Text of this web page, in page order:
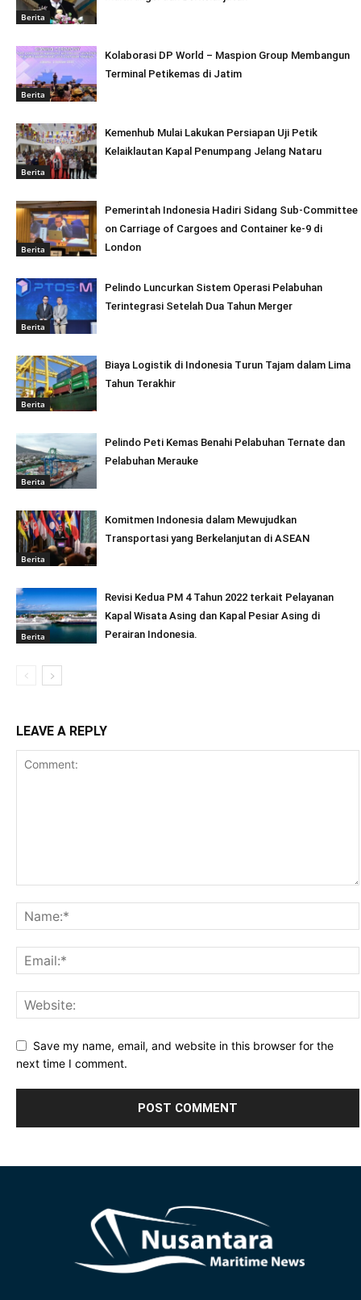
Berita
Berita
Kolaborasi DP World – Maspion Group Membangun
Terminal Petikemas di Jatim
Berita
Kemenhub Mulai Lakukan Persiapan Uji Petik
Kelaiklautan Kapal Penumpang Jelang Nataru
Berita
Pemerintah Indonesia Hadiri Sidang Sub-Committee
on Carriage of Cargoes and Container ke-9 di
London
Berita
Pelindo Luncurkan Sistem Operasi Pelabuhan
Terintegrasi Setelah Dua Tahun Merger
Berita
Biaya Logistik di Indonesia Turun Tajam dalam Lima
Tahun Terakhir
Berita
Pelindo Peti Kemas Benahi Pelabuhan Ternate dan
Pelabuhan Merauke
Berita
Komitmen Indonesia dalam Mewujudkan
Transportasi yang Berkelanjutan di ASEAN
Berita
Revisi Kedua PM 4 Tahun 2022 terkait Pelayanan
Kapal Wisata Asing dan Kapal Pesiar Asing di
Perairan Indonesia.
LEAVE A REPLY
Save my name, email, and website in this browser for the
next time I comment.